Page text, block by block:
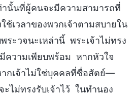
านั้นที่ผู้คนจะมีความสามารถที่
ช้เวลาของพวกเจ้าตามสบายใน
ระวจนะเหล่านี้ พระเจ้าไม่ทรง
ความเพียบพร้อม หากหัวใจ
กเจ้าไม่ใช่บุคคลที่ซื่อสัตย์—
ะไม่ทรงรับเจ้าไว้ ในทำนอง